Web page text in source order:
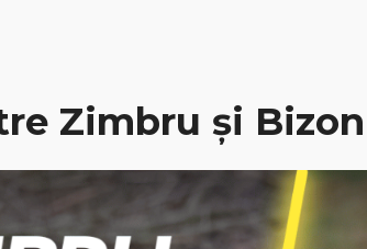
Zimbru și Bizon